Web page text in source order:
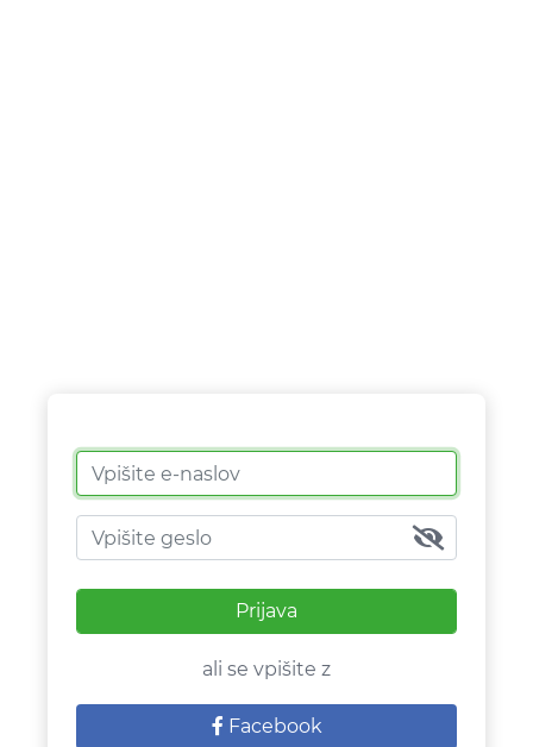
Prijava
ali se vpišite z
Facebook